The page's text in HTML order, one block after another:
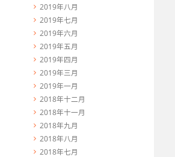
2019年八月
2019年七月
2019年六月
2019年五月
2019年四月
2019年三月
2019年一月
2018年十二月
2018年十一月
2018年九月
2018年八月
2018年七月